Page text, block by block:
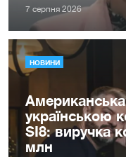
7 серпня 2026
НОВИНИ
українською
SI8: виручка
млн